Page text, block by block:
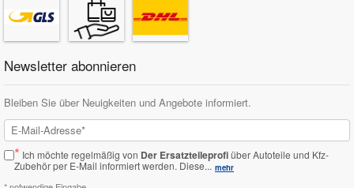
Newsletter abonnieren
Bleiben Sie über Neuigkeiten und Angebote informiert.
* Ich möchte regelmäßig von Der Ersatzteileprofiüber Autoteile und Kfz-
Zubehör per E-Mail informiert werden. Diese... mehr